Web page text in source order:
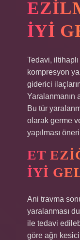
IYI
Tedavi,
kompresyon
giderici
Yaralanmanın
Bu tür
olarak germe
yapılması
ET
IYI
Ani travma
yaralanması
ile tedavi
göre ağrı